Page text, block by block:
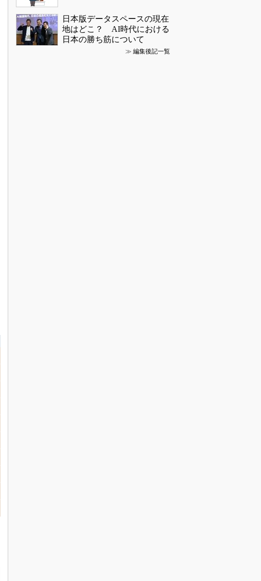
日本版データスペースの現在
地はどこ？ AI時代における
日本の勝ち筋について
≫ 編集後記一覧